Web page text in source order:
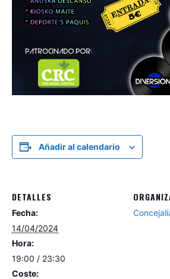
Añadir al calendario
DETALLES
Fecha:
14/04/2024
Hora:
19:00 / 23:30
Coste: